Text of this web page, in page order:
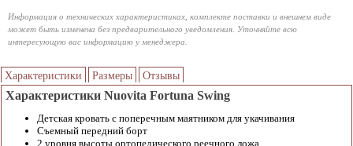
Информация о технических характеристиках, комплекте поставки и внешнем виде
может быть изменена без предварительного уведомления. Уточняйте всю
интересующую вас информацию у менеджера.
Характеристики Размеры Отзывы
Характеристики Nuovita Fortuna Swing
Детская кровать с поперечным маятником для укачивания
Съемный передний борт
2 уровня высоты ортопедического реечного ложа